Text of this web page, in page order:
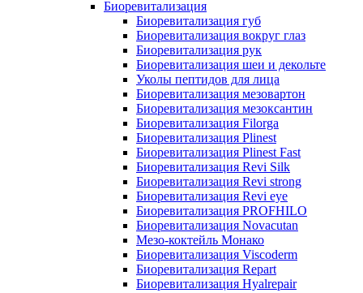
Биоревитализация
Биоревитализация губ
Биоревитализация вокруг глаз
Биоревитализация рук
Биоревитализация шеи и декольте
Уколы пептидов для лица
Биоревитализация мезовартон
Биоревитализация мезоксантин
Биоревитализация Filorga
Биоревитализация Plinest
Биоревитализация Plinest Fast
Биоревитализация Revi Silk
Биоревитализация Revi strong
Биоревитализация Revi eye
Биоревитализация PROFHILO
Биоревитализация Novacutan
Мезо-коктейль Монако
Биоревитализация Viscoderm
Биоревитализация Repart
Биоревитализация Hyalrepair